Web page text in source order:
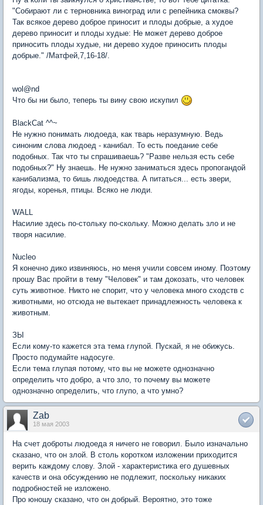
"Собирают ли с терновника виноград или с репейника смоквы?
Так всякое дерево доброе приносит и плоды добрые, а худое
дерево приносит и плоды худые: Не может дерево доброе
приносить плоды худые, ни дерево худое приносить плоды
добрые." /Матфей,7,16-18/.
wol@nd
Что бы ни было, теперь ты вину свою искупил
BlackCat ^^~
Не нужно понимать людоеда, как тварь неразумную. Ведь
синоним слова людоед - канибал. То есть поедание себе
подобных. Так что ты спрашиваешь? "Разве нельзя есть себе
подобных?" Ну знаешь. Не нужно заниматься здесь пропогандой
канибализма, то бишь людоедства. А питаться... есть звери,
ягоды, коренья, птицы. Всяко не люди.
WALL
Насилие здесь по-стольку по-скольку. Можно делать зло и не
творя насилие.
Nucleo
Я конечно дико извиняюсь, но меня учили совсем иному. Поэтому
прошу Вас пройти в тему "Человек" и там докозать, что человек
суть животное. Никто не спорит, что у человека много сходств с
животными, но отсюда не вытекает принадлежность человека к
животным.
ЗЫ
Если кому-то кажется эта тема глупой. Пускай, я не обижусь.
Просто подумайте надосуге.
Если тема глупая потому, что вы не можете однозначно
определить что добро, а что зло, то почему вы можете
однозначно определить, что глупо, а что умно?
Zab
18 мая 2003
На счет доброты людоеда я ничего не говорил. Было изначально
сказано, что он злой. В столь коротком изложении приходится
верить каждому слову. Злой - характеристика его душевных
качеств и она обсуждению не подлежит, поскольку никаких
подробностей не изложено.
Про юношу сказано, что он добрый. Вероятно, это тоже